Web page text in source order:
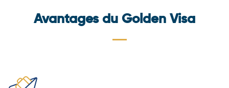
Avantages du Golden Visa